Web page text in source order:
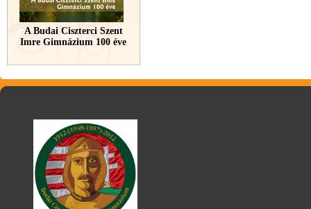
A Budai Ciszterci Szent
Imre Gimnázium 100 éve